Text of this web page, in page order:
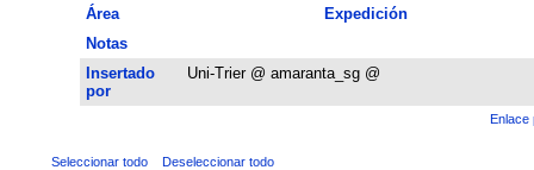
Área
Expedición
Notas
Insertado
por
Uni-Trier @ amaranta_sg @
Enlace
Seleccionar todo Deseleccionar todo